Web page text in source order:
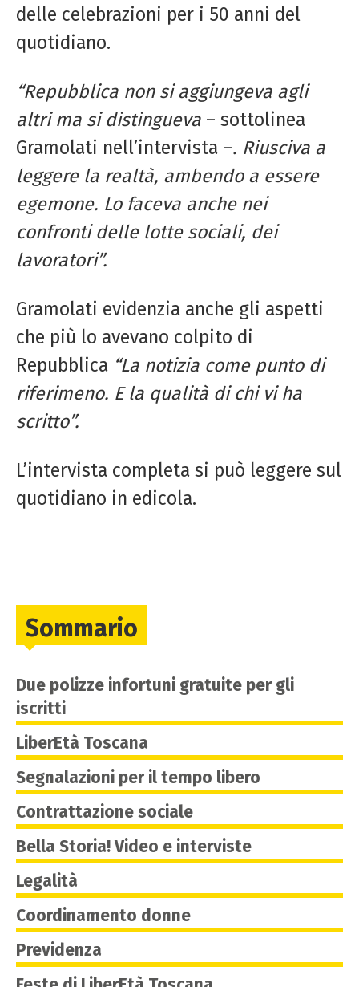
delle celebrazioni per i 50 anni del
quotidiano.
“Repubblica non si aggiungeva agli
altri ma si distingueva – sottolinea
Gramolati nell’intervista –. Riusciva a
leggere la realtà, ambendo a essere
egemone. Lo faceva anche nei
confronti delle lotte sociali, dei
lavoratori”.
Gramolati evidenzia anche gli aspetti
che più lo avevano colpito di
Repubblica “La notizia come punto di
riferimeno. E la qualità di chi vi ha
scritto”.
L’intervista completa si può leggere sul
quotidiano in edicola.
Sommario
Due polizze infortuni gratuite per gli
iscritti
LiberEtà Toscana
Segnalazioni per il tempo libero
Contrattazione sociale
Bella Storia! Video e interviste
Legalità
Coordinamento donne
Previdenza